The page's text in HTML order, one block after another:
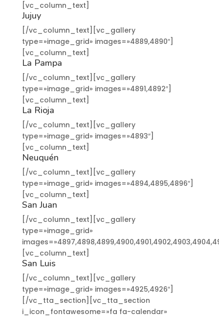
[vc_column_text]
Jujuy
[/vc_column_text][vc_gallery
type=»image_grid» images=»4889,4890″]
[vc_column_text]
La Pampa
[/vc_column_text][vc_gallery
type=»image_grid» images=»4891,4892″]
[vc_column_text]
La Rioja
[/vc_column_text][vc_gallery
type=»image_grid» images=»4893″]
[vc_column_text]
Neuquén
[/vc_column_text][vc_gallery
type=»image_grid» images=»4894,4895,4896″]
[vc_column_text]
San Juan
[/vc_column_text][vc_gallery
type=»image_grid»
[vc_column_text]
San Luis
[/vc_column_text][vc_gallery
type=»image_grid» images=»4925,4926″]
[/vc_tta_section][vc_tta_section
i_icon_fontawesome=»fa fa-calendar»